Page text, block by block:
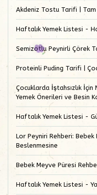
Akdeniz Tostu Tarifi | Tam
Haftalık Yemek Listesi -
Semizotlu Peynirli Çörek
Proteinli Puding Tarifi |
Çocuklarda İştahsızlık İçin
Yemek Önerileri ve Besin
Haftalık Yemek Listesi -
Lor Peyniri Rehberi: Bebek
Beslenmesine
Bebek Meyve Püresi
Haftalık Yemek Listesi -